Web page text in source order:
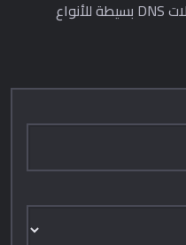
أنشئ أسطر سجلات DNS بسيطة للأنواع